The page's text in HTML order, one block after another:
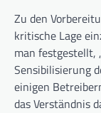
Zu den
kritische Lage
man festgestellt,
Sensibilisierung
einigen
das Verständnis